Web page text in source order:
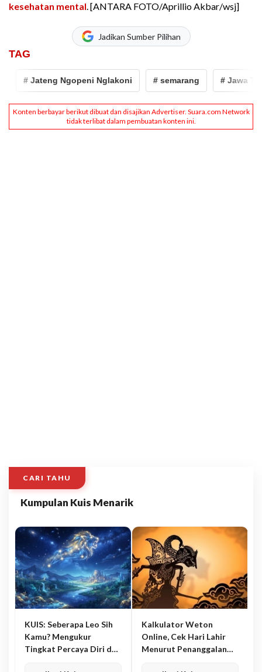
kesehatan mental. [ANTARA FOTO/Aprillio Akbar/wsj]
Jadikan Sumber Pilihan
TAG
Jateng Ngopeni Nglakoni # semarang # Jawa Tengah
CARI TAHU
Kumpulan Kuis Menarik
KUIS: Seberapa Leo Sih
Kamu? Mengukur
Tingkat Percaya Diri dan
Kalkulator Weton
Online, Cek Hari Lahir
Menurut Penanggalan